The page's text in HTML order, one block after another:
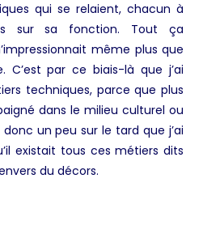
qui se relaient, chacun à
sur sa fonction. Tout ça
même plus que
C’est par ce biais-là que j’ai
techniques, parce que plus
dans le milieu culturel ou
donc un peu sur le tard que j’ai
existait tous ces métiers dits
du décors.